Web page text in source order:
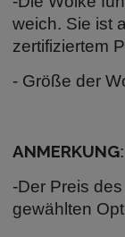
weich. Sie ist
zertifiziertem
- Größe der
ANMERKUNG:
-Der Preis
gewählten